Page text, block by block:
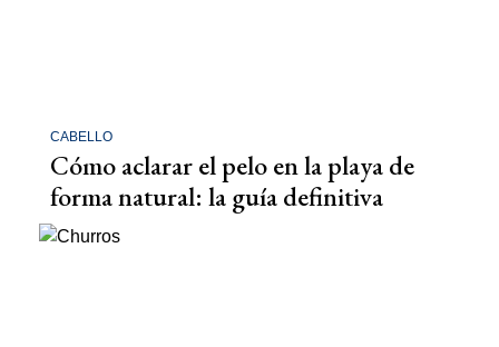
CABELLO
Cómo aclarar el pelo en la playa de
forma natural: la guía definitiva